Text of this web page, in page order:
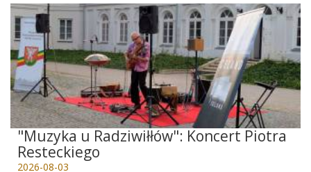
"Muzyka u Radziwiłłów": Koncert Piotra
Resteckiego
2026-08-03